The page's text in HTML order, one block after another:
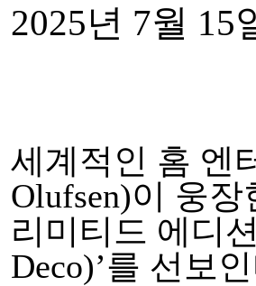
2025년 7월 15
세계적인 홈 엔
Olufsen)이 웅
리미티드 에디
Deco)’를 선보